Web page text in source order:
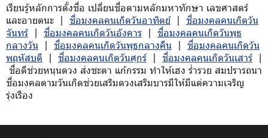
เรียนรู้หลักการตั้งชื่อ เปลี่ยนชื่อตามหลักมหาทักษา เลขศาสตร์
และอายตนะ | ชื่อมงคลคนเกิดวันอาทิตย์| ชื่อมงคลคนเกิดวัน
จันทร์ | ชื่อมงคลคนเกิดวันอังคาร | ชื่อมงคลคนเกิดวันพุธ
กลางวัน | ชื่อมงคลคนเกิดวันพุธกลางคืน | ชื่อมงคลคนเกิดวัน
พฤหัสบดี | ชื่อมงคลคนเกิดวันศุกร์ | ชื่อมงคลคนเกิดวันเสาร์ |
ชื่อดีช่วยหนุนดวง ส่งชะตา แก้กรรม ทำให้เฮง ร่ำรวย สมปรารถนา
ชื่อมงคลตามวันเกิดช่วยเสริมดวงเสริมบารมีให้มีแต่ความเจริญ
รุ่งเรือง